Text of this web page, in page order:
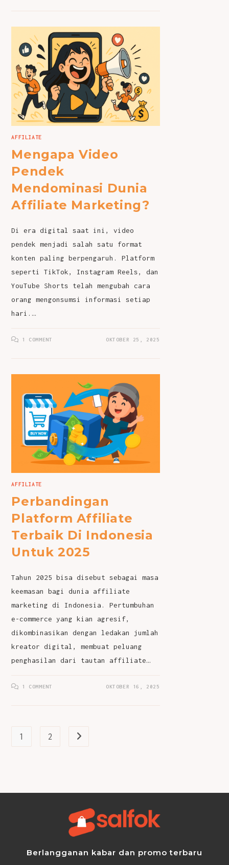
AFFILIATE
Mengapa Video
Pendek
Mendominasi Dunia
Affiliate Marketing?
Di era digital saat ini, video
pendek menjadi salah satu format
konten paling berpengaruh. Platform
seperti TikTok, Instagram Reels, dan
YouTube Shorts telah mengubah cara
orang mengonsumsi informasi setiap
hari.…
1 COMMENT OKTOBER 25, 2025
AFFILIATE
Perbandingan
Platform Affiliate
Terbaik Di Indonesia
Untuk 2025
Tahun 2025 bisa disebut sebagai masa
keemasan bagi dunia affiliate
marketing di Indonesia. Pertumbuhan
e-commerce yang kian agresif,
dikombinasikan dengan ledakan jumlah
kreator digital, membuat peluang
penghasilan dari tautan affiliate…
1 COMMENT OKTOBER 16, 2025
1 2 Go to the next page
Berlangganan kabar dan promo terbaru